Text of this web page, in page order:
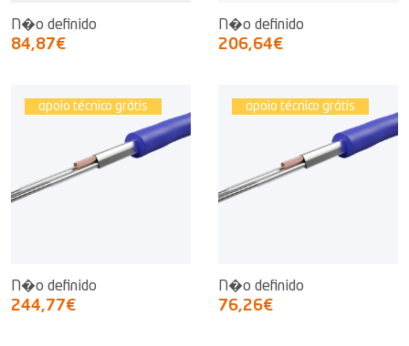
N�o definido
84,87€
N�o definido
206,64€
apoio técnico grátis
N�o definido
244,77€
apoio técnico grátis
N�o definido
76,26€